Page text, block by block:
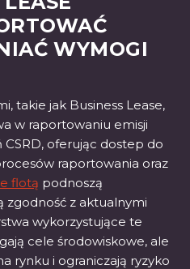
WYMOGI
takie jak Business Lease,
w raportowaniu emisji
CSRD, oferując dostep do
raportowania oraz
flotą podnoszą
zgodność z aktualnymi
wykorzystujące te
cele środowiskowe, ale
rynku i ograniczają ryzyko